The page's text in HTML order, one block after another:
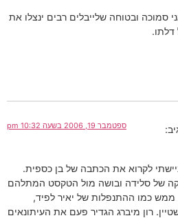
סמוכה ובטוחה שלייבלים רבים ינצלו את
דלתו.
ספטמבר 19, 2006 בשעה 10:32 pm
לקרוא את הכתבה של בן כספית.
של סלידה ובושה מול הטקסט המתלהם
ממש כמו ההתנפלות של יאיר לפיד,
רון מיברג הגדיר פעם את העיתונאים